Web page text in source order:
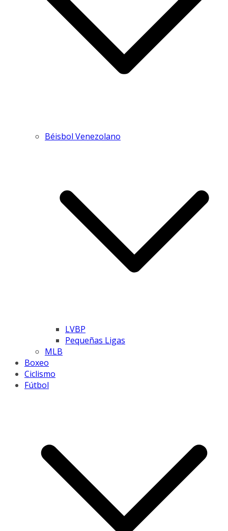
Béisbol Venezolano
LVBP
Pequeñas Ligas
MLB
Boxeo
Ciclismo
Fútbol